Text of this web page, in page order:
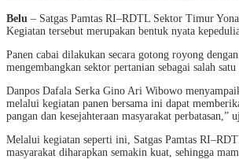
Belu – Satgas Pamtas RI–RDTL Sektor Timur
Kegiatan tersebut merupakan bentuk nyata
Panen cabai dilakukan secara gotong royong
mengembangkan sektor pertanian sebagai salah
Danpos Dafala Serka Gino Ari Wibowo
melalui kegiatan panen bersama ini dapat
pangan dan kesejahteraan masyarakat perbatasan,”
Melalui kegiatan seperti ini, Satgas Pamtas
masyarakat diharapkan semakin kuat, sehingga